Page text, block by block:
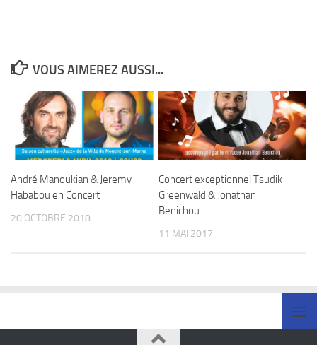
VOUS AIMEREZ AUSSI...
André Manoukian & Jeremy
Hababou en Concert
20 OCTOBRE 2018
Concert exceptionnel Tsudik
Greenwald & Jonathan
Benichou
11 MAI 2017